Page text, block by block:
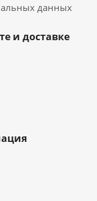
данных
и доставке